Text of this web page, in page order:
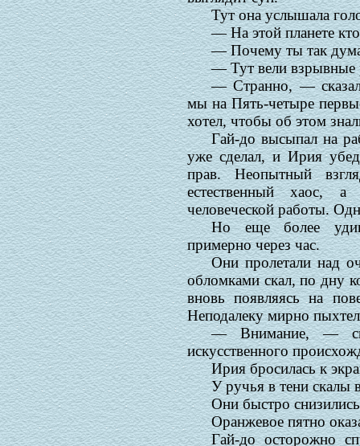
Тут она услышала
— На этой планете
— Почему ты так
— Тут вели взрывные
— Странно, —
мы на Пять-четыре
хотел, чтобы об этом
Гай-до высыпал на
уже сделал, и Ирия
прав. Неопытный
естественный хаос,
человеческой работы.
Но еще более
примерно через час.
Они пролетали над
обломками скал, по дну
вновь появляясь на
Неподалеку мирно
— Внимание, —
искусственного
Ирия бросилась к
У ручья в тени скалы
Они быстро
Оранжевое пятно
Гай-до осторожно